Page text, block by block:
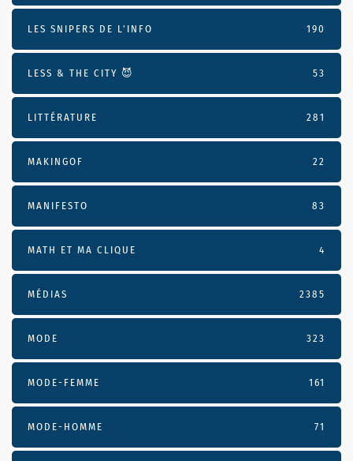
LES SNIPERS DE L’INFO 190
LESS & THE CITY 😈 53
LITTÉRATURE 281
MAKINGOF 22
MANIFESTO 83
MATH ET MA CLIQUE 4
MÉDIAS 2385
MODE 323
MODE-FEMME 161
MODE-HOMME 71